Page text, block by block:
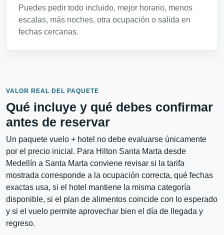
Puedes pedir todo incluido, mejor horario, menos
escalas, más noches, otra ocupación o salida en
fechas cercanas.
VALOR REAL DEL PAQUETE
Qué incluye y qué debes confirmar
antes de reservar
Un paquete vuelo + hotel no debe evaluarse únicamente
por el precio inicial. Para Hilton Santa Marta desde
Medellín a Santa Marta conviene revisar si la tarifa
mostrada corresponde a la ocupación correcta, qué fechas
exactas usa, si el hotel mantiene la misma categoría
disponible, si el plan de alimentos coincide con lo esperado
y si el vuelo permite aprovechar bien el día de llegada y
regreso.